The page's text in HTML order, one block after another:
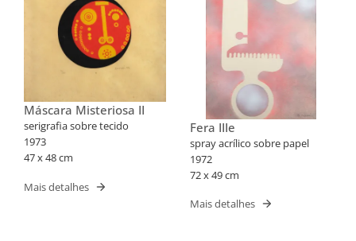
Máscara Misteriosa II
serigrafia sobre tecido
1973
47 x 48 cm
Mais detalhes
Fera IIIe
spray acrílico sobre papel
1972
72 x 49 cm
Mais detalhes